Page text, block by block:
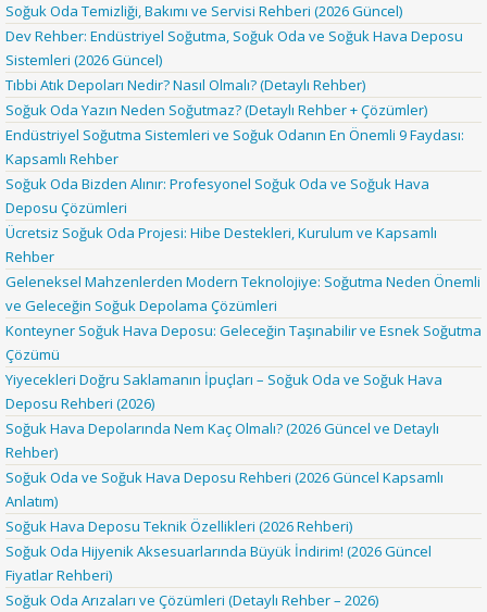
Soğuk Oda Temizliği, Bakımı ve Servisi Rehberi (2026 Güncel)
Dev Rehber: Endüstriyel Soğutma, Soğuk Oda ve Soğuk Hava Deposu
Sistemleri (2026 Güncel)
Tıbbi Atık Depoları Nedir? Nasıl Olmalı? (Detaylı Rehber)
Soğuk Oda Yazın Neden Soğutmaz? (Detaylı Rehber + Çözümler)
Endüstriyel Soğutma Sistemleri ve Soğuk Odanın En Önemli 9 Faydası:
Kapsamlı Rehber
Soğuk Oda Bizden Alınır: Profesyonel Soğuk Oda ve Soğuk Hava
Deposu Çözümleri
Ücretsiz Soğuk Oda Projesi: Hibe Destekleri, Kurulum ve Kapsamlı
Rehber
Geleneksel Mahzenlerden Modern Teknolojiye: Soğutma Neden Önemli
ve Geleceğin Soğuk Depolama Çözümleri
Konteyner Soğuk Hava Deposu: Geleceğin Taşınabilir ve Esnek Soğutma
Çözümü
Yiyecekleri Doğru Saklamanın İpuçları – Soğuk Oda ve Soğuk Hava
Deposu Rehberi (2026)
Soğuk Hava Depolarında Nem Kaç Olmalı? (2026 Güncel ve Detaylı
Rehber)
Soğuk Oda ve Soğuk Hava Deposu Rehberi (2026 Güncel Kapsamlı
Anlatım)
Soğuk Hava Deposu Teknik Özellikleri (2026 Rehberi)
Soğuk Oda Hijyenik Aksesuarlarında Büyük İndirim! (2026 Güncel
Fiyatlar Rehberi)
Soğuk Oda Arızaları ve Çözümleri (Detaylı Rehber – 2026)